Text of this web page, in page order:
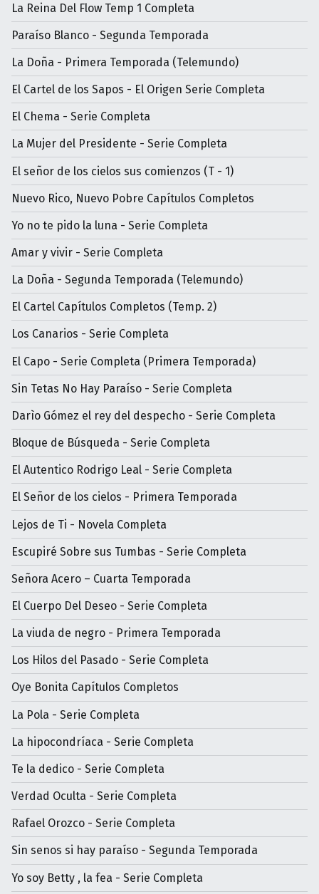
La Reina Del Flow Temp 1 Completa
Paraíso Blanco - Segunda Temporada
La Doña - Primera Temporada (Telemundo)
El Cartel de los Sapos - El Origen Serie Completa
El Chema - Serie Completa
La Mujer del Presidente - Serie Completa
El señor de los cielos sus comienzos (T - 1)
Nuevo Rico, Nuevo Pobre Capítulos Completos
Yo no te pido la luna - Serie Completa
Amar y vivir - Serie Completa
La Doña - Segunda Temporada (Telemundo)
El Cartel Capítulos Completos (Temp. 2)
Los Canarios - Serie Completa
El Capo - Serie Completa (Primera Temporada)
Sin Tetas No Hay Paraíso - Serie Completa
Darìo Gómez el rey del despecho - Serie Completa
Bloque de Búsqueda - Serie Completa
El Autentico Rodrigo Leal - Serie Completa
El Señor de los cielos - Primera Temporada
Lejos de Ti - Novela Completa
Escupiré Sobre sus Tumbas - Serie Completa
Señora Acero – Cuarta Temporada
El Cuerpo Del Deseo - Serie Completa
La viuda de negro - Primera Temporada
Los Hilos del Pasado - Serie Completa
Oye Bonita Capítulos Completos
La Pola - Serie Completa
La hipocondríaca - Serie Completa
Te la dedico - Serie Completa
Verdad Oculta - Serie Completa
Rafael Orozco - Serie Completa
Sin senos si hay paraíso - Segunda Temporada
Yo soy Betty , la fea - Serie Completa